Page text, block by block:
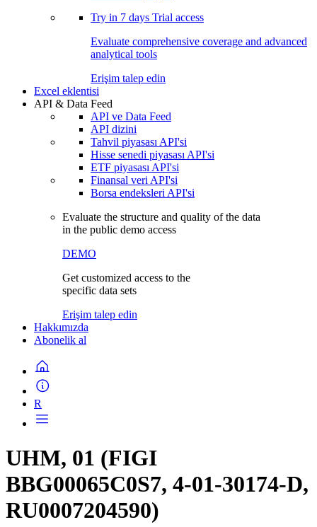
Try in 7 days Trial access
Evaluate comprehensive coverage and advanced
analytical tools
Erişim talep edin
Excel eklentisi
API & Data Feed
API ve Data Feed
API dizini
Tahvil piyasası API'si
Hisse senedi piyasası API'si
ETF piyasası API'si
Finansal veri API'si
Borsa endeksleri API'si
Evaluate the structure and quality of the data
in the public demo access
DEMO
Get customized access to the
specific data sets
Erişim talep edin
Hakkımızda
Abonelik al
R
UHM, 01 (FIGI
BBG00065C0S7, 4-01-30174-D,
RU0007204590)